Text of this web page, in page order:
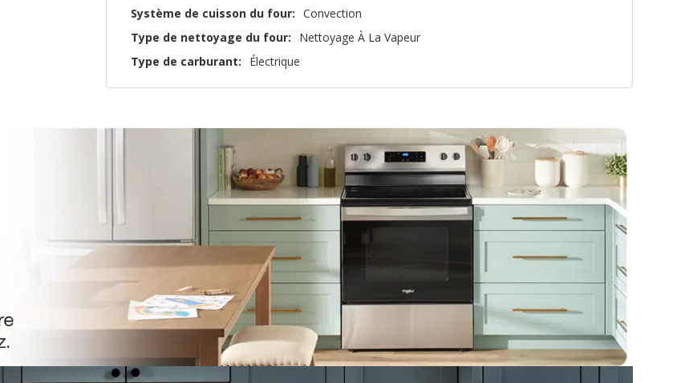
Système de cuisson du four: Convection
Type de nettoyage du four:
Nettoyage À La Vapeur
Type de carburant:
Électrique